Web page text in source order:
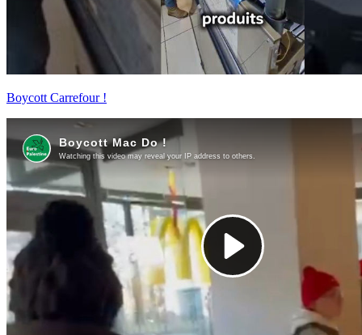
Boycott Carrefour !